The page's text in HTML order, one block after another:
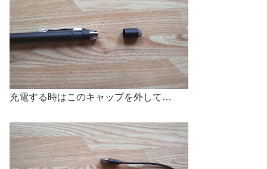
充電する時はこのキャップを外して…